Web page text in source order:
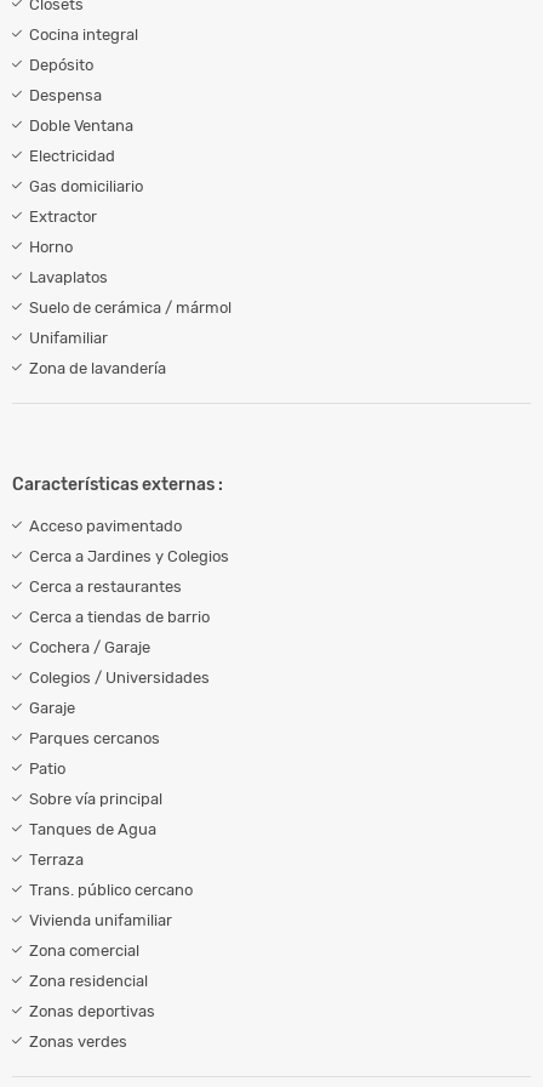
Clósets
Cocina integral
Depósito
Despensa
Doble Ventana
Electricidad
Gas domiciliario
Extractor
Horno
Lavaplatos
Suelo de cerámica / mármol
Unifamiliar
Zona de lavandería
Características externas :
Acceso pavimentado
Cerca a Jardines y Colegios
Cerca a restaurantes
Cerca a tiendas de barrio
Cochera / Garaje
Colegios / Universidades
Garaje
Parques cercanos
Patio
Sobre vía principal
Tanques de Agua
Terraza
Trans. público cercano
Vivienda unifamiliar
Zona comercial
Zona residencial
Zonas deportivas
Zonas verdes